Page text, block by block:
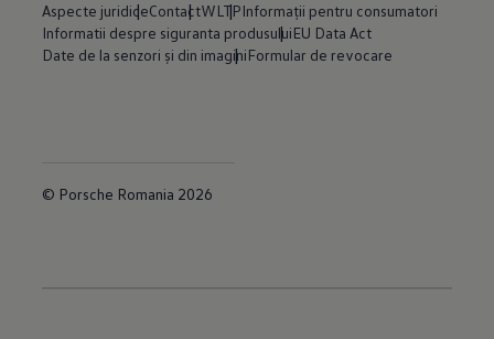
Aspecte juridiceContactWLTPInformații pentru consumatori
Informatii despre siguranta produsuluiEU Data Act
Date de la senzori și din imaginiFormular de revocare
© Porsche Romania 2026